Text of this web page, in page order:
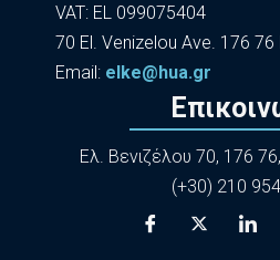
VAT: EL 099075404
70 El. Venizelou Ave. 176
Εmail: elke@hua.gr
Ελ. Βενιζέλου 70, 176
(+30) 210